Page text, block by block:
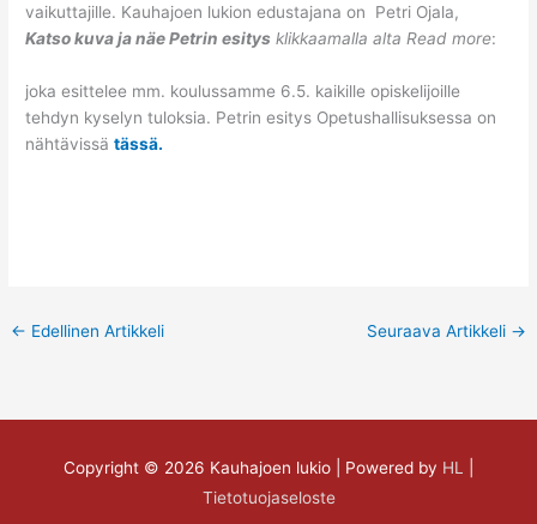
vaikuttajille. Kauhajoen lukion edustajana on Petri Ojala,
Katso kuva ja näe Petrin esitys klikkaamalla alta Read more:
joka esittelee mm. koulussamme 6.5. kaikille opiskelijoille
tehdyn kyselyn tuloksia. Petrin esitys Opetushallisuksessa on
nähtävissätässä.
← Edellinen Artikkeli Seuraava Artikkeli →
Copyright © 2026 Kauhajoen lukio | Powered by HL
Tietotuojaseloste